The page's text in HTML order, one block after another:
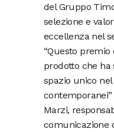
del Gruppo
selezione e
eccellenza nel
“Questo
prodotto che
spazio unico
Marzi,
comunicazione